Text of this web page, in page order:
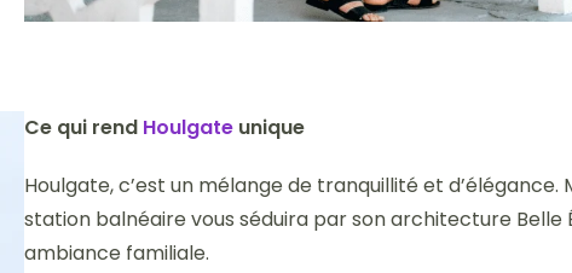
Ce qui rend Houlgate unique
Houlgate, c’est un mélange de tranquillité et
station balnéaire vous séduira par son architecture Belle
ambiance familiale.